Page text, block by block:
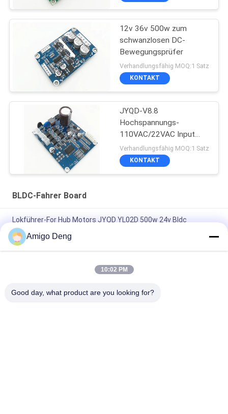
12v 36v 500w zum
schwanzlosen DC-
Bewegungsprüfer
Verhandlungsfähig MOQ:1 Satz
KONTAKT
JYQD-V8.8
Hochspannungs-
110VAC/22VAC Input
BLDC Lokführer
Verhandlungsfähig MOQ:1 Satz
KONTAKT
BLDC-Fahrer Board
Lokführer-For Hub Motors JYQD YL02D 500w 24v Bldc
elektrisches Skateboard
Hall-Sensor 110V 220V 12V 24v schwanzloser DC-
Bewegungskontrolleur Pwm
Motorbldc
Amigo Deng
10:02 PM
Good day, what product are you looking for?